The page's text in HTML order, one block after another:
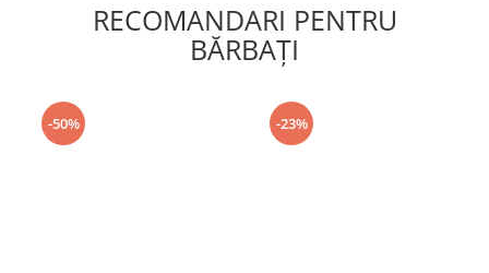
RECOMANDARI PENTRU
BĂRBAŢI
-50% -23%